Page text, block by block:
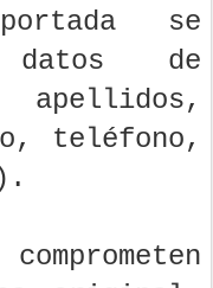
se
de
apellidos,
teléfono,